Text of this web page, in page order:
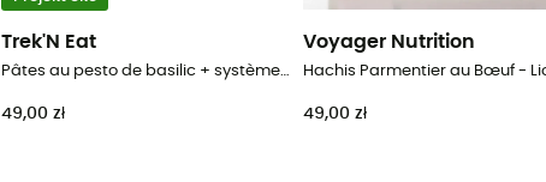
Trek'N Eat
Pâtes au pesto de basilic + système autochauffant - Danie główne
49,00 zł
Voyager Nutrition
49,00 zł